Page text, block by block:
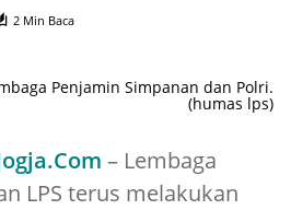
2 Min Baca
Penjamin Simpanan dan Polri.
(humas lps)
– Lembaga
LPS terus melakukan